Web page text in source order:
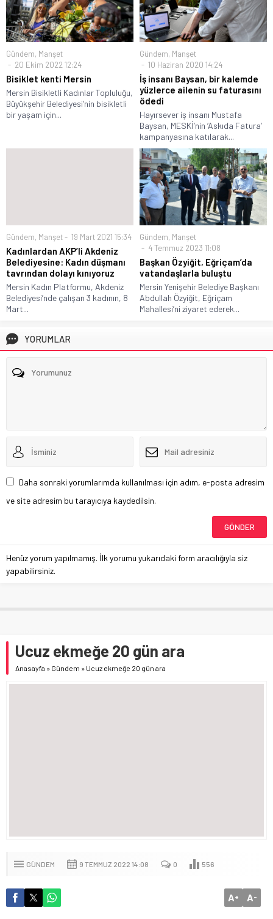
Gündem, Manşet
20 Ekim 2022 12:24
Bisiklet kenti Mersin
Mersin Bisikletli Kadınlar Topluluğu,
Büyükşehir Belediyesi’nin bisikletli
bir yaşam için...
Gündem, Manşet
10 Haziran 2020 14:24
İş insanı Baysan, bir kalemde
yüzlerce ailenin su faturasını
ödedi
Hayırsever iş insanı Mustafa
Baysan, MESKİ’nin ‘Askıda Fatura’
kampanyasına katılarak...
Gündem, Manşet 19 Mart 2021 15:34
Kadınlardan AKP’li Akdeniz
Belediyesine: Kadın düşmanı
tavrından dolayı kınıyoruz
Mersin Kadın Platformu, Akdeniz
Belediyesi’nde çalışan 3 kadının, 8
Mart...
Gündem, Manşet
4 Temmuz 2023 11:08
Başkan Özyiğit, Eğriçam’da
vatandaşlarla buluştu
Mersin Yenişehir Belediye Başkanı
Abdullah Özyiğit, Eğriçam
Mahallesi’ni ziyaret ederek...
YORUMLAR
Daha sonraki yorumlarımda kullanılması için adım, e-posta adresim
ve site adresim bu tarayıcıya kaydedilsin.
Henüz yorum yapılmamış. İlk yorumu yukarıdaki form aracılığıyla siz
yapabilirsiniz.
Ucuz ekmeğe 20 gün ara
Anasayfa » Gündem » Ucuz ekmeğe 20 gün ara
GÜNDEM 9 TEMMUZ 2022 14:08 0 556
A+ A-